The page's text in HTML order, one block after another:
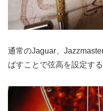
通常のJaguar、
ばすことで弦高を設定する